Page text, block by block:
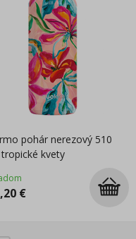
pohár nerezový 510
kvety
€